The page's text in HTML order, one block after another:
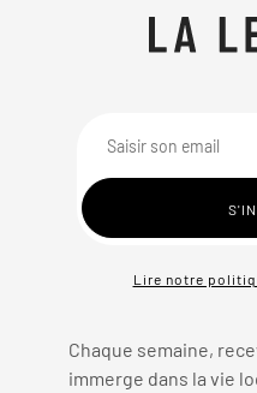
Lire notre
Chaque semaine,
immerge dans la vie